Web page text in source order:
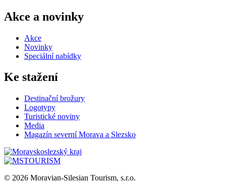
Akce a novinky
Akce
Novinky
Speciální nabídky
Ke stažení
Destinační brožury
Logotypy
Turistické noviny
Media
Magazín severní Morava a Slezsko
© 2026 Moravian-Silesian Tourism, s.r.o.